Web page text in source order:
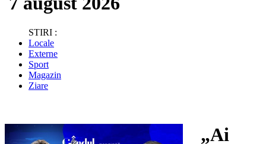
STIRI :
Locale
Externe
Sport
Magazin
Ziare
„Ai